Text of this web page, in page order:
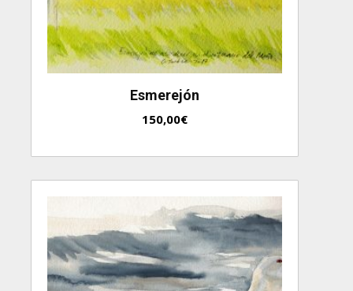
Esmerejón
150,00€